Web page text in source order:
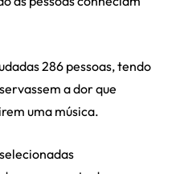
286 pessoas, tendo
a dor que
uma música.